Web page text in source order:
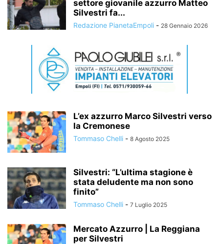
settore giovanile azzurro Matteo
Silvestri fa...
Redazione PianetaEmpoli - 28 Gennaio 2026
L’ex azzurro Marco Silvestri verso
la Cremonese
Tommaso Chelli - 8 Agosto 2025
Silvestri: “L’ultima stagione è
stata deludente ma non sono
finito”
Tommaso Chelli - 7 Luglio 2025
Mercato Azzurro | La Reggiana
per Silvestri